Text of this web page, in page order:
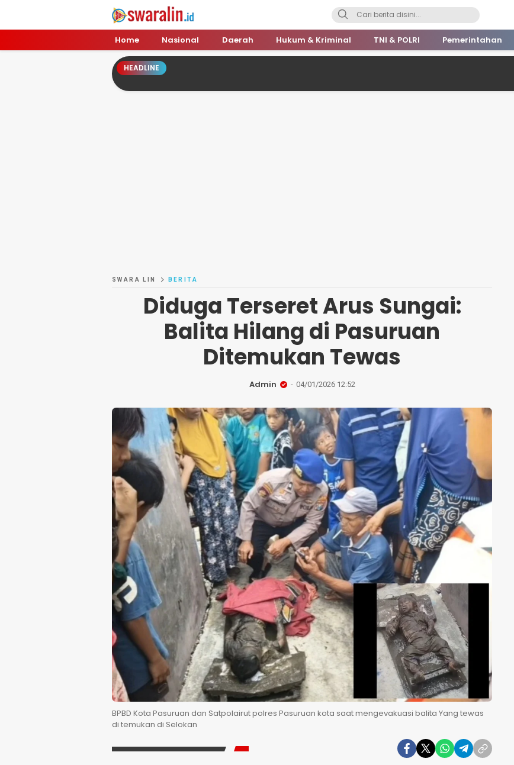
Swara Lin
Independent, Tajam & Profesional
Home Nasional Daerah Hukum & Kriminal TNI & POLRI Pemerintahan
HEADLINE
SWARA LIN BERITA
Diduga Terseret Arus Sungai:
Balita Hilang di Pasuruan
Ditemukan Tewas
Admin 04/01/2026 12:52
BPBD Kota Pasuruan dan Satpolairut polres Pasuruan kota saat mengevakuasi balita Yang tewas
di temukan di Selokan